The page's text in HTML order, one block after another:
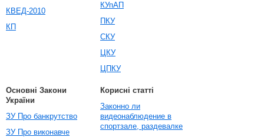
КВЕД-2010
КП
КУпАП
ПКУ
СКУ
ЦКУ
ЦПКУ
Основні Закони
України
ЗУ Про банкрутство
ЗУ Про виконавче
Корисні статті
Законно ли
видеонаблюдение в
спортзале, раздевалке